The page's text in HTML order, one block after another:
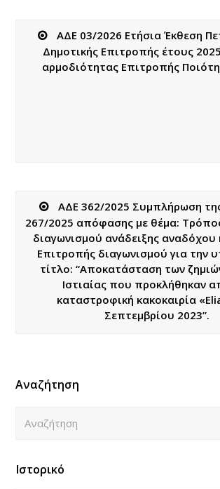
ΑΔΕ 03/2026 Ετήσια Έκθεση
Δημοτικής Επιτροπής έτους
αρμοδιότητας Επιτροπής
ΑΔΕ 362/2025 Συμπλήρωση
267/2025 απόφασης με θέμα: Τρόπος
διαγωνισμού ανάδειξης αναδόχου
Επιτροπής διαγωνισμού για την
τίτλο: “Αποκατάσταση των
Ιστιαίας που προκλήθηκαν
καταστροφική κακοκαιρία
Σεπτεμβρίου 2023”.
Αναζήτηση
Ιστορικό